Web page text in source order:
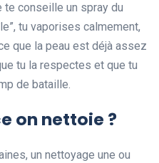
te conseille un spray du
tu vaporises calmement,
que la peau est déjà assez
tu la respectes et que tu
de bataille.
on nettoie ?
un nettoyage une ou